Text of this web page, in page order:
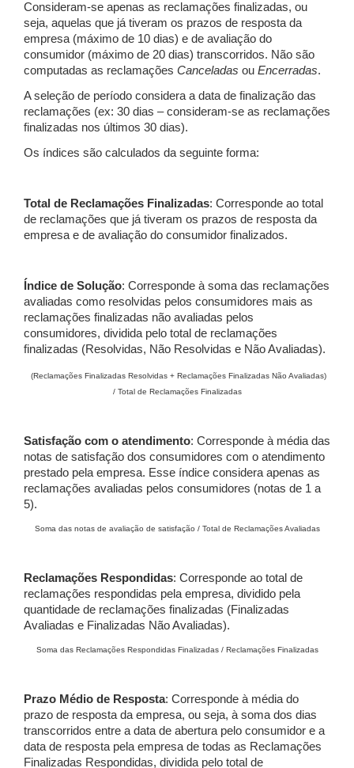
Consideram-se apenas as reclamações finalizadas, ou
seja, aquelas que já tiveram os prazos de resposta da
empresa (máximo de 10 dias) e de avaliação do
consumidor (máximo de 20 dias) transcorridos. Não são
computadas as reclamações Canceladas ou Encerradas.
A seleção de período considera a data de finalização das
reclamações (ex: 30 dias – consideram-se as reclamações
finalizadas nos últimos 30 dias).
Os índices são calculados da seguinte forma:
Total de Reclamações Finalizadas: Corresponde ao total
de reclamações que já tiveram os prazos de resposta da
empresa e de avaliação do consumidor finalizados.
Índice de Solução: Corresponde à soma das reclamações
avaliadas como resolvidas pelos consumidores mais as
reclamações finalizadas não avaliadas pelos
consumidores, dividida pelo total de reclamações
finalizadas (Resolvidas, Não Resolvidas e Não Avaliadas).
(Reclamações Finalizadas Resolvidas + Reclamações Finalizadas Não Avaliadas)
/ Total de Reclamações Finalizadas
Satisfação com o atendimento: Corresponde à média das
notas de satisfação dos consumidores com o atendimento
prestado pela empresa. Esse índice considera apenas as
reclamações avaliadas pelos consumidores (notas de 1 a
5).
Soma das notas de avaliação de satisfação / Total de Reclamações Avaliadas
Reclamações Respondidas: Corresponde ao total de
reclamações respondidas pela empresa, dividido pela
quantidade de reclamações finalizadas (Finalizadas
Avaliadas e Finalizadas Não Avaliadas).
Soma das Reclamações Respondidas Finalizadas / Reclamações Finalizadas
Prazo Médio de Resposta: Corresponde à média do
prazo de resposta da empresa, ou seja, à soma dos dias
transcorridos entre a data de abertura pelo consumidor e a
data de resposta pela empresa de todas as Reclamações
Finalizadas Respondidas, dividida pelo total de